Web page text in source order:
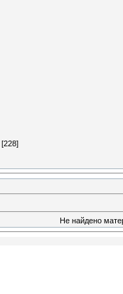
[228]
Не найдено